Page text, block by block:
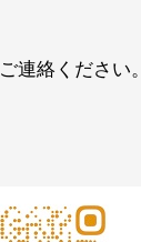
連絡ください。